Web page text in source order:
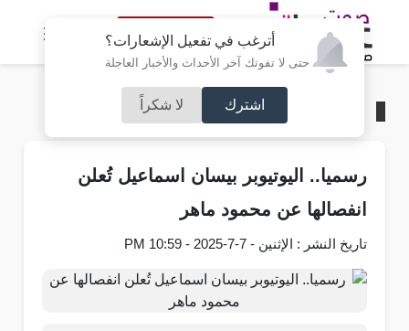
أترغب في تفعيل الإشعارات؟
حتى لا تفوتك آخر الأحداث والأخبار العاجلة
اشترك لا شكراً
النسخة الكاملة
صوت الفن
رسميا.. اليوتيوبر بيسان اسماعيل تُعلن
انفصالها عن محمود ماهر
تاريخ النشر : الإثنين - 7-7-2025 - 10:59 PM